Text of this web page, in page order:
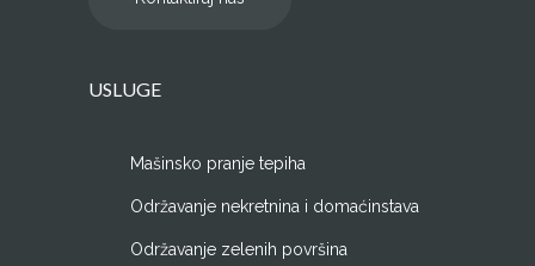
USLUGE
Mašinsko pranje tepiha
Održavanje nekretnina i domaćinstava
Održavanje zelenih površina